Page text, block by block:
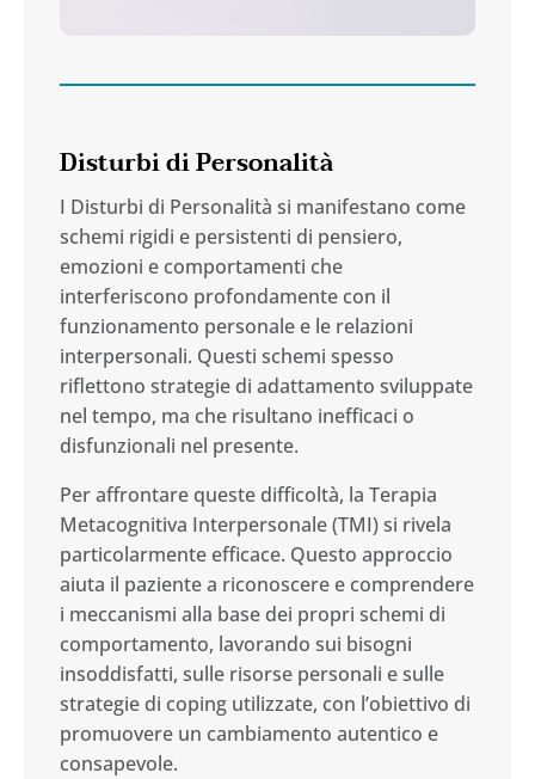
Disturbi di Personalità
I Disturbi di Personalità si manifestano come
schemi rigidi e persistenti di pensiero,
emozioni e comportamenti che
interferiscono profondamente con il
funzionamento personale e le relazioni
interpersonali. Questi schemi spesso
riflettono strategie di adattamento sviluppate
nel tempo, ma che risultano inefficaci o
disfunzionali nel presente.
Per affrontare queste difficoltà, la Terapia
Metacognitiva Interpersonale (TMI) si rivela
particolarmente efficace. Questo approccio
aiuta il paziente a riconoscere e comprendere
i meccanismi alla base dei propri schemi di
comportamento, lavorando sui bisogni
insoddisfatti, sulle risorse personali e sulle
strategie di coping utilizzate, con l’obiettivo di
promuovere un cambiamento autentico e
consapevole.